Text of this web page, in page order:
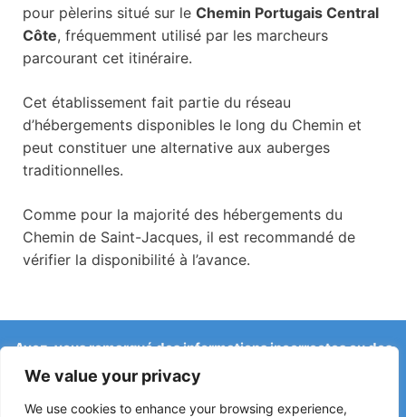
We value your privacy
We use cookies to enhance your browsing experience,
pour pèlerins situé sur le Chemin Portugais Central
Côte, fréquemment utilisé par les marcheurs
parcourant cet itinéraire.
Cet établissement fait partie du réseau
d’hébergements disponibles le long du Chemin et
peut constituer une alternative aux auberges
traditionnelles.
Comme pour la majorité des hébergements du
Chemin de Saint-Jacques, il est recommandé de
vérifier la disponibilité à l’avance.
Avez-vous remarqué des informations incorrectes ou des
changements récents sur le Camino ?
Les signalements concernant des auberges fermées, des
inondations, des déviations, des travaux ou d’autres